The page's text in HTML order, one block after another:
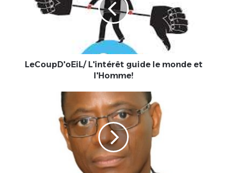
LeCoupD'oEiL/ L'intérêt guide le monde et
l'Homme!